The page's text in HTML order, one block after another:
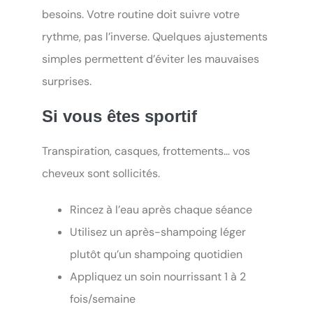
besoins. Votre routine doit suivre votre
rythme, pas l’inverse. Quelques ajustements
simples permettent d’éviter les mauvaises
surprises.
Si vous êtes sportif
Transpiration, casques, frottements… vos
cheveux sont sollicités.
Rincez à l’eau après chaque séance
Utilisez un après-shampoing léger
plutôt qu’un shampoing quotidien
Appliquez un soin nourrissant 1 à 2
fois/semaine